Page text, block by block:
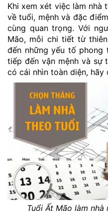
Khi xem xét việc làm nhà
về tuổi, mệnh và đặc
cùng quan trọng. Với
Mão, mỗi chi tiết từ
đến những yếu tố phong
tiếp đến vận mệnh và sự
có cái nhìn toàn diện, hãy
Tuổi Ất Mão làm